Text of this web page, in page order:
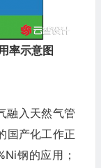
率示意图
融入天然气管
国产化工作正
钢的应用；